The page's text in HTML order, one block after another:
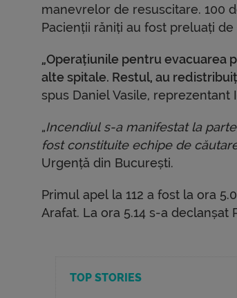
manevrelor de resuscitare. 100
Pacienții răniți au fost preluați
„Operațiunile pentru evacuarea
alte spitale. Restul, au
spus Daniel Vasile, reprezentant
„Incendiul s-a manifestat la
fost constituite echipe de
Urgență din București.
Primul apel la 112 a fost la ora
Arafat. La ora 5.14 s-a declanșat
TOP STORIES